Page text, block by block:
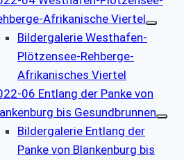
Afrikanische Viertel
Bildergalerie Westhafen-
Plötzensee-Rehberge-
Afrikanisches Viertel
06 Entlang der Panke von
bis Gesundbrunnen
Bildergalerie Entlang der
Panke von Blankenburg bis